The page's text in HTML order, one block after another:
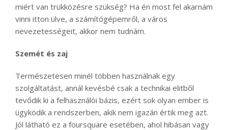
miért van trükközésre szükség? Ha én most fel akarnám
vinni itton ülve, a számítógépemről, a város
nevezetességeit, akkor nem tudnám.
Szemét és zaj
Természetesen minél többen használnak egy
szolgáltatást, annál kevésbé csak a technikai elitből
tevődik ki a felhasználói bázis, ezért sok olyan ember is
ügyködik a rendszerben, akik nem igazán értik meg azt.
Jól látható ez a foursquare esetében, ahol hibásan vagy